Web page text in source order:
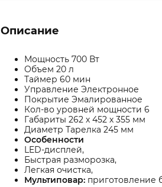
Описание
Мощность 700 Вт
Объем 20 л
Таймер 60 мин
Управление Электронное
Покрытие Эмалированное
Кол-во уровней мощности 6
Габариты 262 х 452 х 355 мм
Диаметр Тарелка 245 мм
Особенности
LED-дисплей,
Быстрая разморозка,
Легкая очистка,
Мультиповар: приготовление